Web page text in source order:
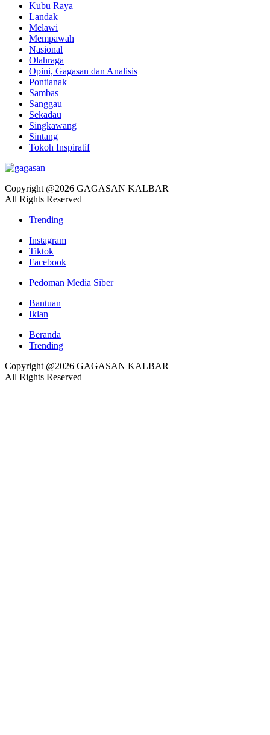
Kubu Raya
Landak
Melawi
Mempawah
Nasional
Olahraga
Opini, Gagasan dan Analisis
Pontianak
Sambas
Sanggau
Sekadau
Singkawang
Sintang
Tokoh Inspiratif
Copyright @2026 GAGASAN KALBAR
All Rights Reserved
Trending
Instagram
Tiktok
Facebook
Pedoman Media Siber
Bantuan
Iklan
Beranda
Trending
Copyright @2026 GAGASAN KALBAR
All Rights Reserved